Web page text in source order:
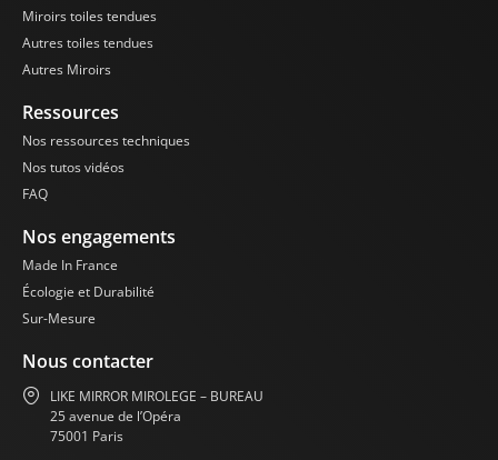
Miroirs toiles tendues
Autres toiles tendues
Autres Miroirs
Ressources
Nos ressources techniques
Nos tutos vidéos
FAQ
Nos engagements
Made In France
Écologie et Durabilité
Sur-Mesure
Nous contacter
LIKE MIRROR MIROLEGE – BUREAU
25 avenue de l’Opéra
75001 Paris